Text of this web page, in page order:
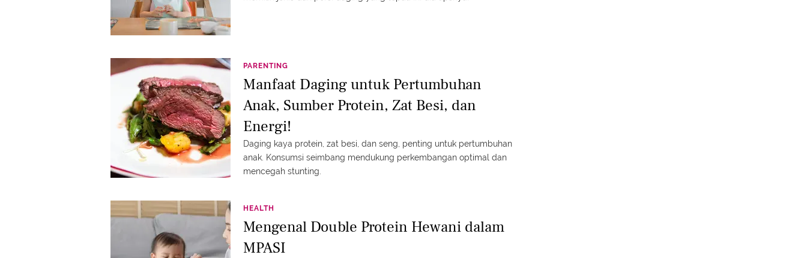
PARENTING
Manfaat Daging untuk Pertumbuhan
Anak, Sumber Protein, Zat Besi, dan
Energi!
Daging kaya protein, zat besi, dan seng, penting untuk pertumbuhan
anak. Konsumsi seimbang mendukung perkembangan optimal dan
mencegah stunting.
HEALTH
Mengenal Double Protein Hewani dalam
MPASI